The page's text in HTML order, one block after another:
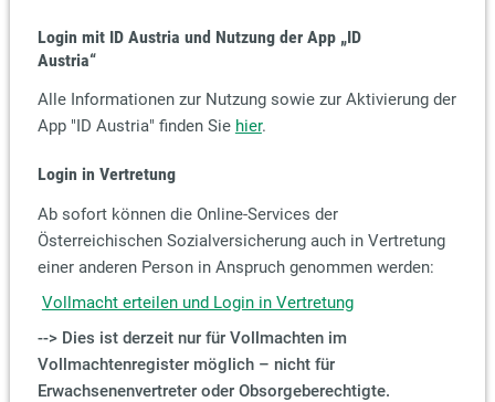
Login mit ID Austria und Nutzung der App „ID
Austria“
Alle Informationen zur Nutzung sowie zur Aktivierung der
App "ID Austria" finden Sie hier.
Login in Vertretung
Ab sofort können die Online-Services der
Österreichischen Sozialversicherung auch in Vertretung
einer anderen Person in Anspruch genommen werden:
Vollmacht erteilen und Login in Vertretung
--> Dies ist derzeit nur für Vollmachten im
Vollmachtenregister möglich – nicht für
Erwachsenenvertreter oder Obsorgeberechtigte.